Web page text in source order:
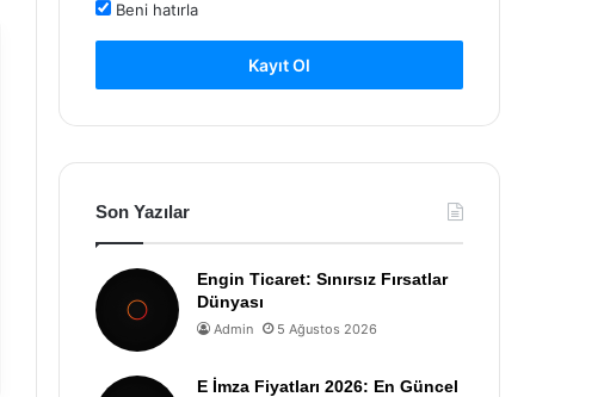
Beni hatırla
Kayıt Ol
Son Yazılar
Engin Ticaret: Sınırsız Fırsatlar
Dünyası
Admin 5 Ağustos 2026
E İmza Fiyatları 2026: En Güncel